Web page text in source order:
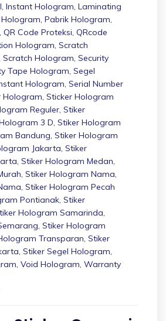
, Instant Hologram, Laminating
, Pabrik Hologram,
, QR Code Proteksi, QRcode
Hologram, Scratch
Scratch Hologram, Security
Tape Hologram, Segel
Hologram, Serial Number
Hologram, Sticker Hologram
Reguler, Stiker
3 D, Stiker Hologram
Bandung, Stiker Hologram
Jakarta, Stiker
, Stiker Hologram Medan,
, Stiker Hologram Nama,
, Stiker Hologram Pecah
Pontianak, Stiker
Hologram Samarinda,
, Stiker Hologram
Transparan, Stiker
, Stiker Segel Hologram,
, Void Hologram, Warranty